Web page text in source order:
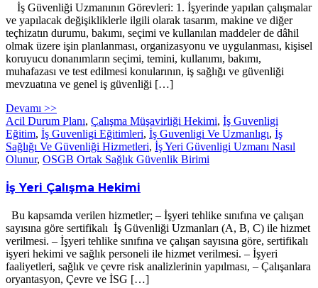
İş Güvenliği Uzmanının Görevleri: 1. İşyerinde yapılan çalışmalar
ve yapılacak değişikliklerle ilgili olarak tasarım, makine ve diğer
teçhizatın durumu, bakımı, seçimi ve kullanılan maddeler de dâhil
olmak üzere işin planlanması, organizasyonu ve uygulanması, kişisel
koruyucu donanımların seçimi, temini, kullanımı, bakımı,
muhafazası ve test edilmesi konularının, iş sağlığı ve güvenliği
mevzuatına ve genel iş güvenliği […]
Devamı >>
Acil Durum Planı, Çalışma Müşavirliği Hekimi, İş Guvenligi
Eğitim, İş Guvenligi Eğitimleri, İş Guvenligi Ve Uzmanlıgı, İş
Sağlığı Ve Güvenliği Hizmetleri, İş Yeri Güvenligi Uzmanı Nasıl
Olunur, OSGB Ortak Sağlık Güvenlik Birimi
İş Yeri Çalışma Hekimi
Bu kapsamda verilen hizmetler; – İşyeri tehlike sınıfına ve çalışan
sayısına göre sertifikalı İş Güvenliği Uzmanları (A, B, C) ile hizmet
verilmesi. – İşyeri tehlike sınıfına ve çalışan sayısına göre, sertifikalı
işyeri hekimi ve sağlık personeli ile hizmet verilmesi. – İşyeri
faaliyetleri, sağlık ve çevre risk analizlerinin yapılması, – Çalışanlara
oryantasyon, Çevre ve İSG […]